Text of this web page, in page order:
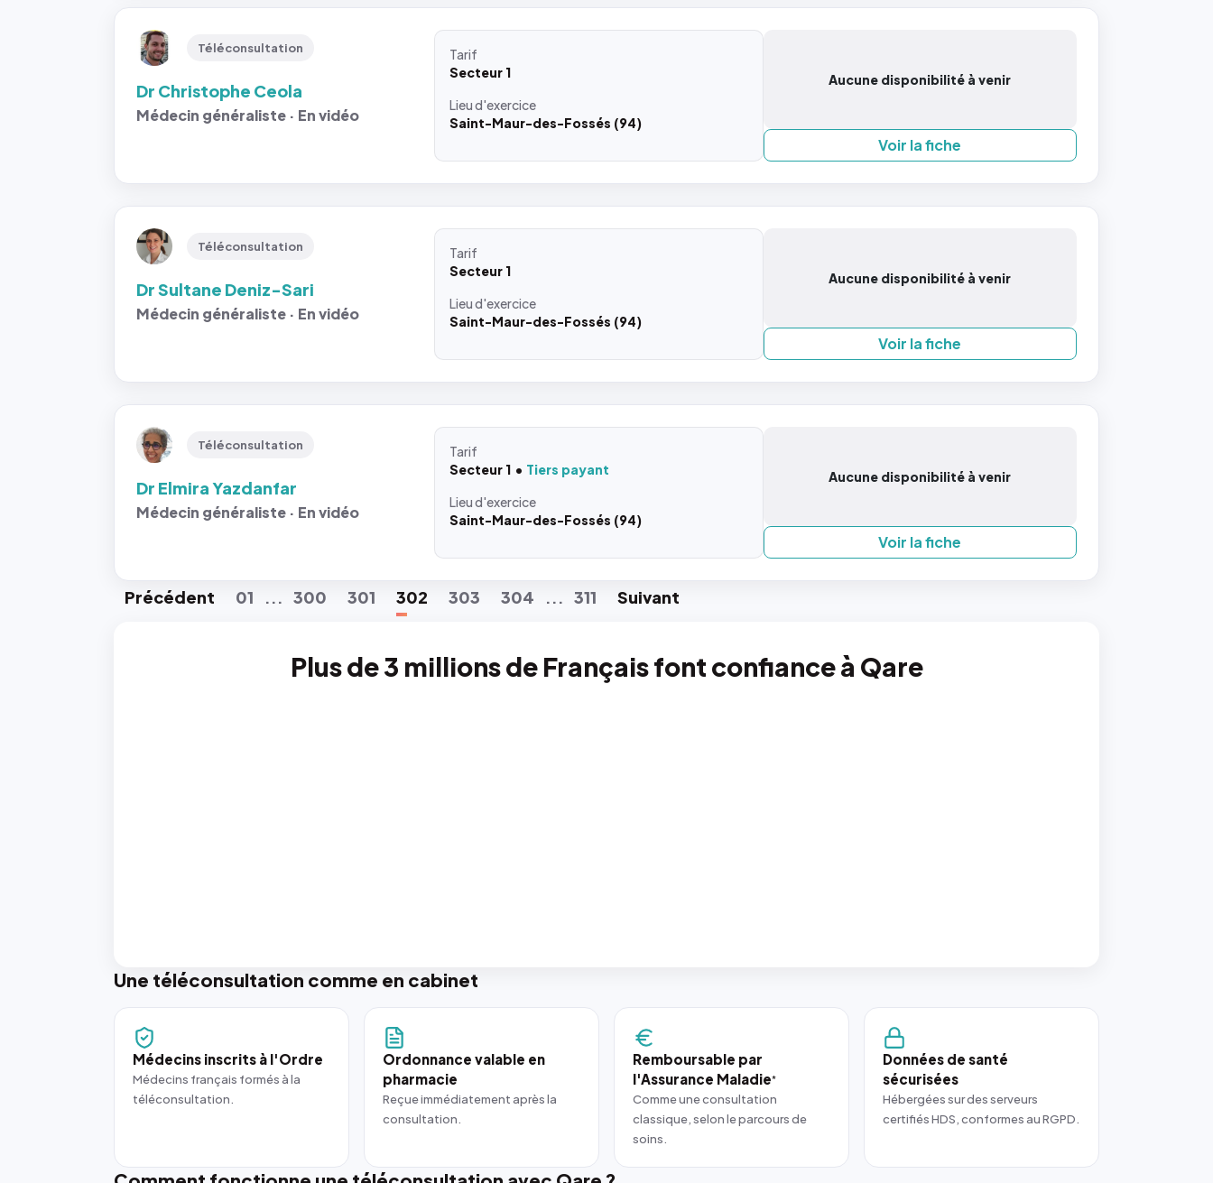
Téléconsultation
Dr Christophe Ceola
Médecin généraliste · En vidéo
Tarif
Secteur 1
Lieud'exercice
Saint-Maur-des-Fossés (94)
Aucune disponibilité à venir
Voir la fiche
Téléconsultation
Dr Sultane Deniz-Sari
Médecin généraliste · En vidéo
Tarif
Secteur 1
Lieud'exercice
Saint-Maur-des-Fossés (94)
Aucune disponibilité à venir
Voir la fiche
Téléconsultation
Dr Elmira Yazdanfar
Médecin généraliste · En vidéo
Tarif
Secteur 1
Tiers payant
Lieud'exercice
Saint-Maur-des-Fossés (94)
Aucune disponibilité à venir
Voir la fiche
Précédent 01 ... 300 301 302 303 304 ... 311 Suivant
Plus de 3 millions de Français font confiance à Qare
Une téléconsultation comme en cabinet
Médecins inscrits à l'Ordre
Médecins français formés à la
téléconsultation.
Ordonnance valable en
pharmacie
Reçue immédiatement après la
consultation.
Remboursable par
l'Assurance Maladie*
Comme une consultation
classique, selon le parcours de
soins.
Données de santé
sécurisées
Hébergées sur des serveurs
certifiés HDS, conformes au RGPD.